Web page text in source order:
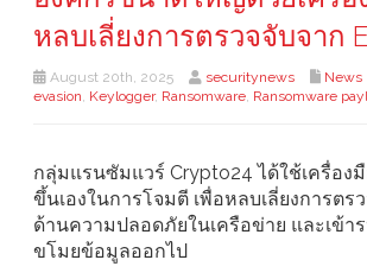
หลบเลี่ยงการตรวจจับจาก
August 20th, 2025 securitynews News
evasion, Keylogger, Ransomware, Ransomware
กลุ่มแรนซัมแวร์ Crypto24 ได้ใช้เครื่อง
ขึ้นเองในการโจมตี เพื่อหลบเลี่ยงการต
ด้านความปลอดภัยในเครือข่าย และเข้า
ขโมยข้อมูลออกไป